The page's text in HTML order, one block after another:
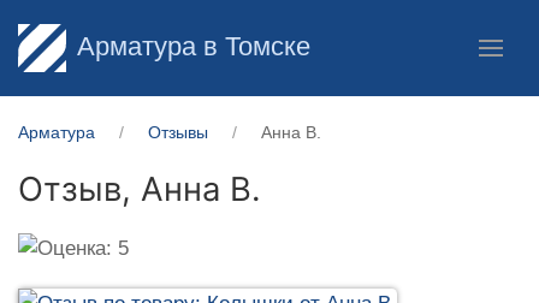
Арматура в Томске
Арматура Отзывы Анна В.
Отзыв, Анна В.